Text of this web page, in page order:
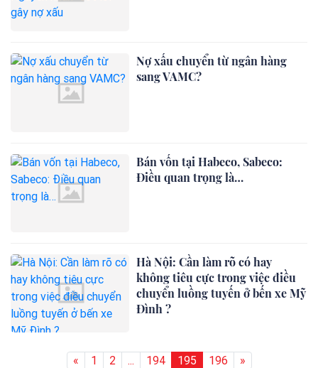
Nợ xấu chuyển từ ngân hàng
sang VAMC?
Bán vốn tại Habeco, Sabeco:
Điều quan trọng là…
Hà Nội: Cần làm rõ có hay
không tiêu cực trong việc điều
chuyển luồng tuyến ở bến xe Mỹ
Đình ?
« 1 2 ... 194 195 196 »